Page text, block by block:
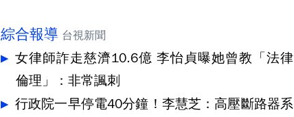
綜合報導 台視新聞
女律師詐走慈濟10.6億 李怡貞曝她曾教「法律
倫理」：非常諷刺
行政院一早停電40分鐘！李慧芝：高壓斷路器系